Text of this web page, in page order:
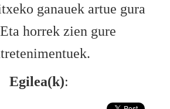
ganauek artue gura
horrek zien gure
Egilea(k):